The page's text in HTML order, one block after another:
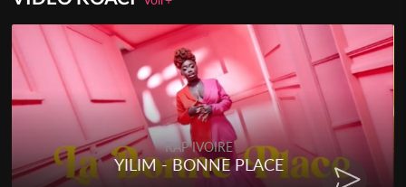
RAP IVOIRE
YILIM - BONNE PLACE